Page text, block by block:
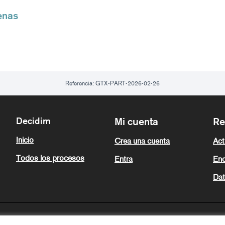
Referencia: GTX-PART-2026-02-26
Decidim
Inicio
Todos los procesos
Mi cuenta
Crea una cuenta
Entra